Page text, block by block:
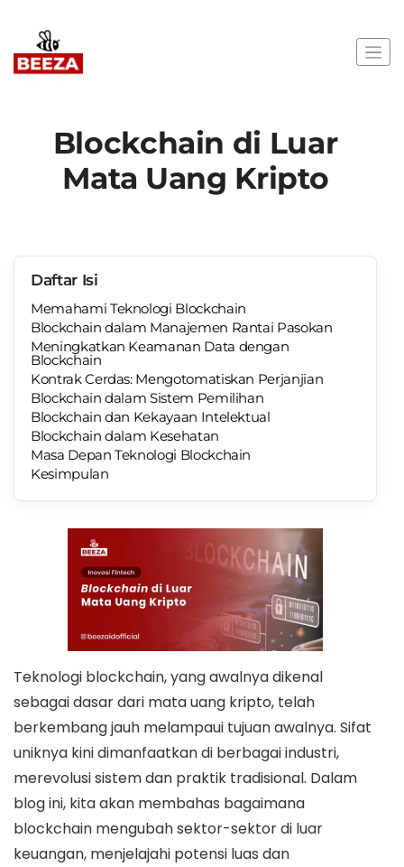
Blockchain di Luar
Mata Uang Kripto
Daftar Isi
Memahami Teknologi Blockchain
Blockchain dalam Manajemen Rantai Pasokan
Meningkatkan Keamanan Data dengan
Blockchain
Kontrak Cerdas: Mengotomatiskan Perjanjian
Blockchain dalam Sistem Pemilihan
Blockchain dan Kekayaan Intelektual
Blockchain dalam Kesehatan
Masa Depan Teknologi Blockchain
Kesimpulan
Teknologi blockchain, yang awalnya dikenal
sebagai dasar dari mata uang kripto, telah
berkembang jauh melampaui tujuan awalnya. Sifat
uniknya kini dimanfaatkan di berbagai industri,
merevolusi sistem dan praktik tradisional. Dalam
blog ini, kita akan membahas bagaimana
blockchain mengubah sektor-sektor di luar
keuangan, menjelajahi potensi luas dan